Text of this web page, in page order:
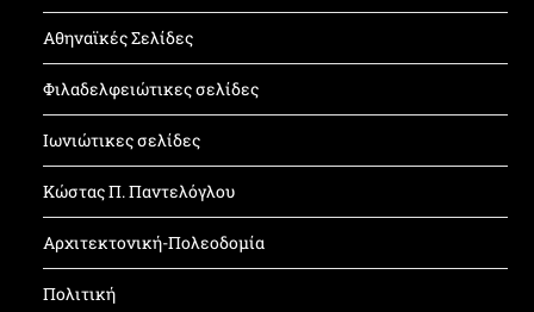
Αθηναϊκές Σελίδες
Φιλαδελφειώτικες σελίδες
Ιωνιώτικες σελίδες
Κώστας Π. Παντελόγλου
Αρχιτεκτονική-Πολεοδομία
Πολιτική